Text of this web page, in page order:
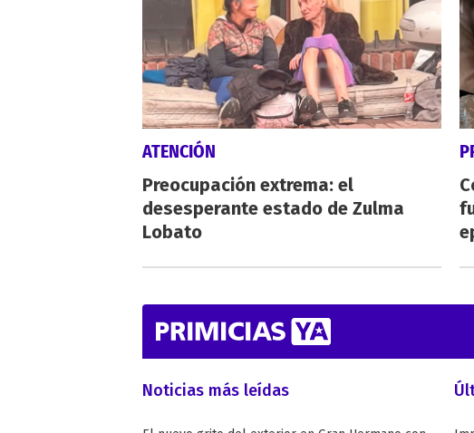
ATENCIÓN
Preocupación extrema: el
desesperante estado de Zulma
Lobato
Noticias más leídas